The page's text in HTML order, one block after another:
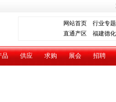
网站首页
行业专题
直通产区 福建德化
品 供应 求购 展会 招聘